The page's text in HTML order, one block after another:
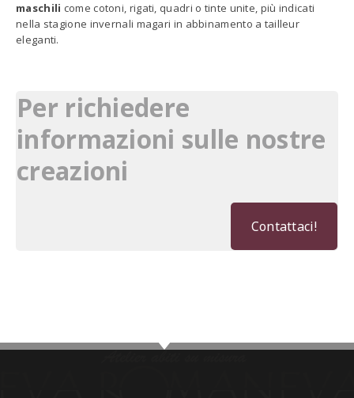
maschili come cotoni, rigati, quadri o tinte unite, più indicati
nella stagione invernali magari in abbinamento a tailleur
eleganti.
Per richiedere
informazioni sulle nostre
creazioni
Contattaci!